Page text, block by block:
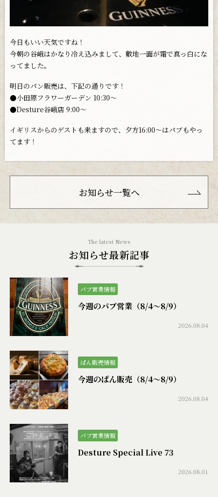
今日もいい天気ですね！
今朝の谷峨はかなり冷え込みまして、敷地一面が霜で真っ白にな
ってました。
明日のパン販売は、下記の通りです！
●小田原フラワーガーデン 10:30〜
●Desture谷峨店 9:00〜
イギリスからのゲストも来ますので、夕方16:00〜はパブもやっ
てます！
お知らせ一覧へ
お知らせ最新記事
パブ営業情報
今週のパブ営業（8/4〜8/9）
2026.08.04
ぱん販売情報
今週のぱん販売（8/4〜8/9）
2026.08.04
パブ営業情報
Desture Special Live 73
2026.08.01